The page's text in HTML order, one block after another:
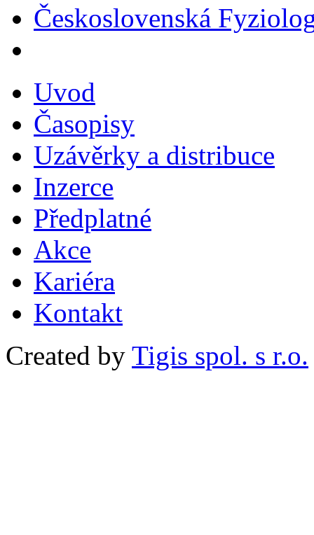
Československá
Uvod
Časopisy
Uzávěrky a distribuce
Inzerce
Předplatné
Akce
Kariéra
Kontakt
Created by Tigis spol. s r.o.